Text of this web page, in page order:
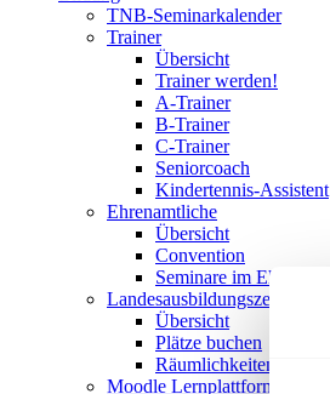
TNB-Seminarkalender
Trainer
Übersicht
Trainer werden!
A-Trainer
B-Trainer
C-Trainer
Seniorcoach
Kindertennis-Assistent
Ehrenamtliche
Übersicht
Convention
Seminare im Ehrenamt
Landesausbildungszentrum
Übersicht
Plätze buchen
Räumlichkeiten nutzen
Moodle Lernplattform